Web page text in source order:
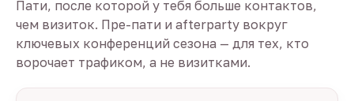
Пати, после которой у тебя больше контактов,
чем визиток. Пре-пати и afterparty вокруг
ключевых конференций сезона — для тех, кто
ворочает трафиком, а не визитками.